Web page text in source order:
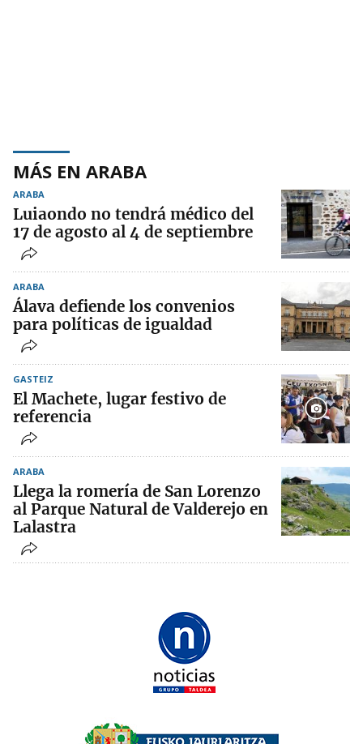
MÁS EN ARABA
ARABA
Luiaondo no tendrá médico del
17 de agosto al 4 de septiembre
ARABA
Álava defiende los convenios
para políticas de igualdad
GASTEIZ
El Machete, lugar festivo de
referencia
ARABA
Llega la romería de San Lorenzo
al Parque Natural de Valderejo en
Lalastra